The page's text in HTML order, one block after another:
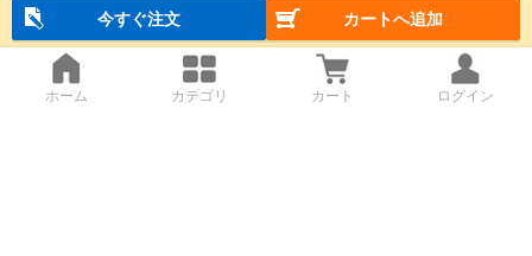
今すぐ注文
カートへ追加
ホーム カテゴリ カート ログイン